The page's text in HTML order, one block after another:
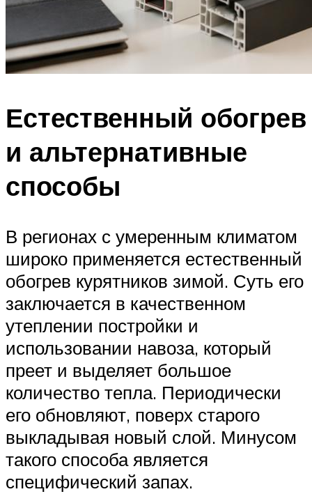
Естественный обогрев
и альтернативные
способы
В регионах с умеренным климатом
широко применяется естественный
обогрев курятников зимой. Суть его
заключается в качественном
утеплении постройки и
использовании навоза, который
преет и выделяет большое
количество тепла. Периодически
его обновляют, поверх старого
выкладывая новый слой. Минусом
такого способа является
специфический запах.